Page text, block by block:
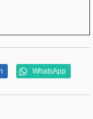
WhatsApp